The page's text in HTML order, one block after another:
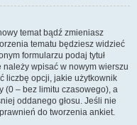
temat bądź zmieniasz
tematu będziesz widzieć
formularzu podaj tytuł
wpisać w nowym wierszu
liczbę opcji, jakie użytkownik
(0 – bez limitu czasowego), a
oddanego głosu. Jeśli nie
do tworzenia ankiet.